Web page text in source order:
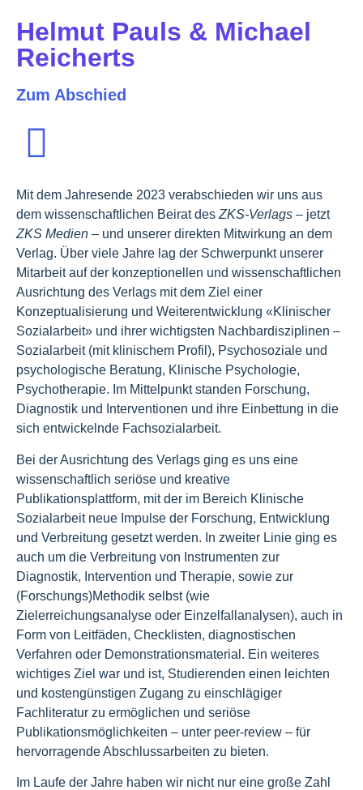
Helmut Pauls & Michael
Reicherts
Zum Abschied
Mit dem Jahresende 2023 verabschieden wir uns aus
dem wissenschaftlichen Beirat des ZKS-Verlags – jetzt
ZKS Medien – und unserer direkten Mitwirkung an dem
Verlag. Über viele Jahre lag der Schwerpunkt unserer
Mitarbeit auf der konzeptionellen und wissenschaftlichen
Ausrichtung des Verlags mit dem Ziel einer
Konzeptualisierung und Weiterentwicklung «Klinischer
Sozialarbeit» und ihrer wichtigsten Nachbardisziplinen –
Sozialarbeit (mit klinischem Profil), Psychosoziale und
psychologische Beratung, Klinische Psychologie,
Psychotherapie. Im Mittelpunkt standen Forschung,
Diagnostik und Interventionen und ihre Einbettung in die
sich entwickelnde Fachsozialarbeit.
Bei der Ausrichtung des Verlags ging es uns eine
wissenschaftlich seriöse und kreative
Publikationsplattform, mit der im Bereich Klinische
Sozialarbeit neue Impulse der Forschung, Entwicklung
und Verbreitung gesetzt werden. In zweiter Linie ging es
auch um die Verbreitung von Instrumenten zur
Diagnostik, Intervention und Therapie, sowie zur
(Forschungs)Methodik selbst (wie
Zielerreichungsanalyse oder Einzelfallanalysen), auch in
Form von Leitfäden, Checklisten, diagnostischen
Verfahren oder Demonstrationsmaterial. Ein weiteres
wichtiges Ziel war und ist, Studierenden einen leichten
und kostengünstigen Zugang zu einschlägiger
Fachliteratur zu ermöglichen und seriöse
Publikationsmöglichkeiten – unter peer-review – für
hervorragende Abschlussarbeiten zu bieten.
Im Laufe der Jahre haben wir nicht nur eine große Zahl